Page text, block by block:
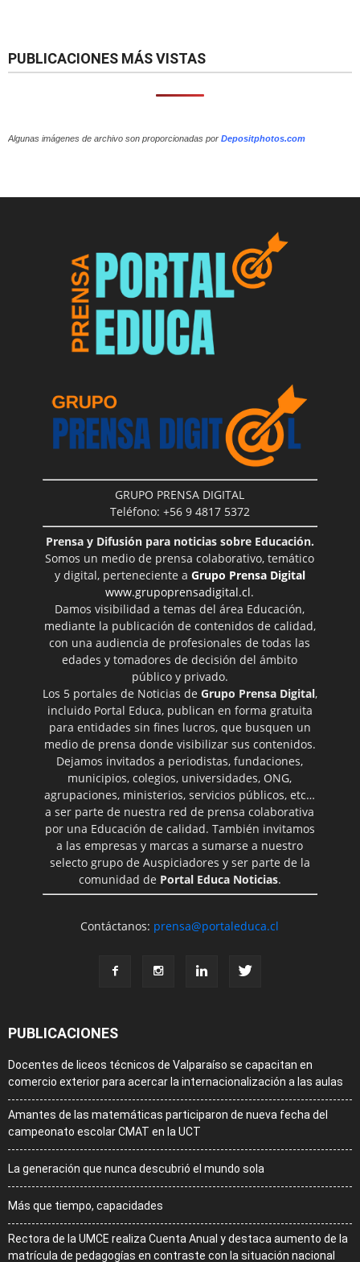
PUBLICACIONES MÁS VISTAS
Algunas imágenes de archivo son proporcionadas por Depositphotos.com
GRUPO PRENSA DIGITAL
Teléfono: +56 9 4817 5372
Prensa y Difusión para noticias sobre Educación.
Somos un medio de prensa colaborativo, temático
y digital, perteneciente a Grupo Prensa Digital
www.grupoprensadigital.cl.
Damos visibilidad a temas del área Educación,
mediante la publicación de contenidos de calidad,
con una audiencia de profesionales de todas las
edades y tomadores de decisión del ámbito
público y privado.
Los 5 portales de Noticias de Grupo Prensa Digital,
incluido Portal Educa, publican en forma gratuita
para entidades sin fines lucros, que busquen un
medio de prensa donde visibilizar sus contenidos.
Dejamos invitados a periodistas, fundaciones,
municipios, colegios, universidades, ONG,
agrupaciones, ministerios, servicios públicos, etc…
a ser parte de nuestra red de prensa colaborativa
por una Educación de calidad. También invitamos
a las empresas y marcas a sumarse a nuestro
selecto grupo de Auspiciadores y ser parte de la
comunidad de Portal Educa Noticias.
Contáctanos: prensa@portaleduca.cl
PUBLICACIONES
Docentes de liceos técnicos de Valparaíso se capacitan en
comercio exterior para acercar la internacionalización a las aulas
Amantes de las matemáticas participaron de nueva fecha del
campeonato escolar CMAT en la UCT
La generación que nunca descubrió el mundo sola
Más que tiempo, capacidades
Rectora de la UMCE realiza Cuenta Anual y destaca aumento de la
matrícula de pedagogías en contraste con la situación nacional